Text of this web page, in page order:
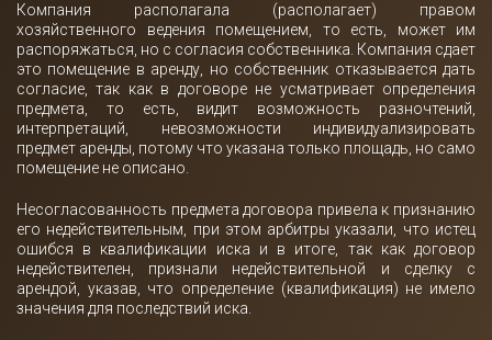
Компания располагала (располагает) правом
хозяйственного ведения помещением, то есть, может им
распоряжаться, но с согласия собственника. Компания сдает
это помещение в аренду, но собственник отказывается дать
согласие, так как в договоре не усматривает определения
предмета, то есть, видит возможность разночтений,
интерпретаций, невозможности индивидуализировать
предмет аренды, потому что указана только площадь, но само
помещение не описано.
Несогласованность предмета договора привела к признанию
его недействительным, при этом арбитры указали, что истец
ошибся в квалификации иска и в итоге, так как договор
недействителен, признали недействительной и сделку с
арендой, указав, что определение (квалификация) не имело
значения для последствий иска.